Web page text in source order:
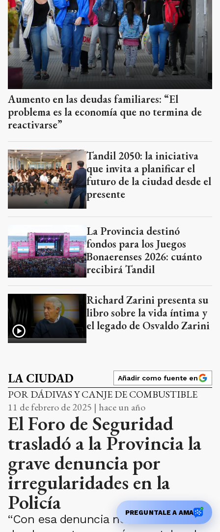
Aumento en las deudas familiares: “El
problema es la economía que no termina de
reactivarse”
Tandil 2050: la iniciativa
que invita a planificar el
futuro de la ciudad desde el
presente
La Provincia destinó
fondos para los Juegos
Bonaerenses 2026: cuánto
recibirá Tandil
Richard Zarini presenta su
libro sobre la vida íntima y
el legado de Osvaldo Zarini
LA CIUDAD Añadir como fuente en
POR DÁDIVAS Y CANJE DE COMBUSTIBLE
11 de febrero de 2025 | hace un año
El Foro de Seguridad
trasladó a la Provincia la
grave denuncia por
irregularidades en la
Policía
“Con esa denuncia nos estamos
PREGUNTALE A AMA